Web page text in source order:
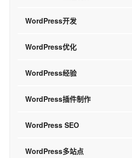
WordPress开发
WordPress优化
WordPress经验
WordPress插件制作
WordPress SEO
WordPress多站点